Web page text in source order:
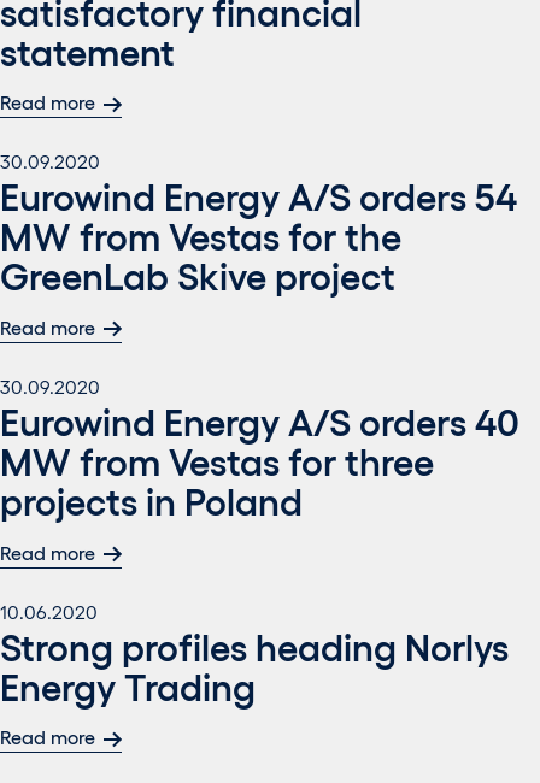
satisfactory financial
statement
Read more
30.09.2020
Eurowind Energy A/S orders 54
MW from Vestas for the
GreenLab Skive project
Read more
30.09.2020
Eurowind Energy A/S orders 40
MW from Vestas for three
projects in Poland
Read more
10.06.2020
Strong profiles heading Norlys
Energy Trading
Read more